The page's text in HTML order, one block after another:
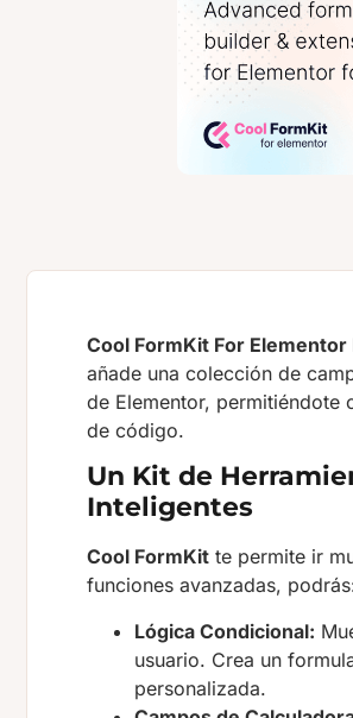
Cool FormKit For Elementor
añade una colección de
de Elementor, permitiéndote
de código.
Un Kit de
Inteligentes
Cool FormKit te permite ir
funciones avanzadas,
Lógica Condicional:
usuario. Crea un
personalizada.